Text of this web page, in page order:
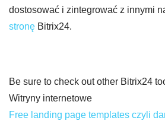
dostosować i zintegrować z innymi
stronę Bitrix24.
Be sure to check out other Bitrix24
Witryny internetowe
Free landing page templates czyli